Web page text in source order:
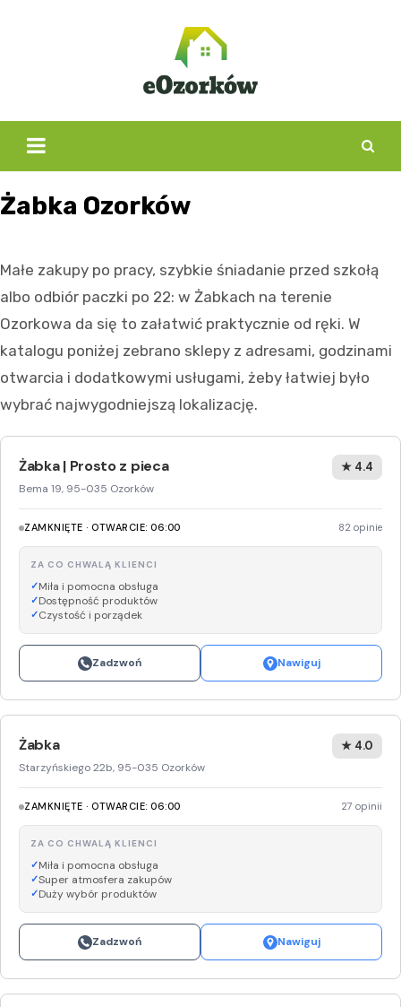
Żabka Ozorków
Małe zakupy po pracy, szybkie śniadanie przed szkołą
albo odbiór paczki po 22: w Żabkach na terenie
Ozorkowa da się to załatwić praktycznie od ręki. W
katalogu poniżej zebrano sklepy z adresami, godzinami
otwarcia i dodatkowymi usługami, żeby łatwiej było
wybrać najwygodniejszą lokalizację.
Żabka | Prosto z pieca
Bema 19, 95-035 Ozorków
★ 4.4
ZAMKNIĘTE · OTWARCIE: 06:00 82 opinie
ZA CO CHWALĄ KLIENCI
Miła i pomocna obsługa
Dostępność produktów
Czystość i porządek
Zadzwoń Nawiguj
Żabka
Starzyńskiego 22b, 95-035 Ozorków
★ 4.0
ZAMKNIĘTE · OTWARCIE: 06:00 27 opinii
ZA CO CHWALĄ KLIENCI
Miła i pomocna obsługa
Super atmosfera zakupów
Duży wybór produktów
Zadzwoń Nawiguj